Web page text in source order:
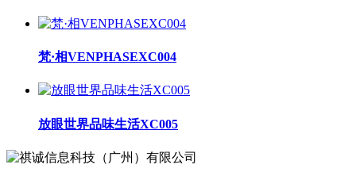
梵·相VENPHASEXC004
放眼世界品味生活XC005